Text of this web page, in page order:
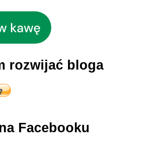
rozwijać bloga
Facebooku